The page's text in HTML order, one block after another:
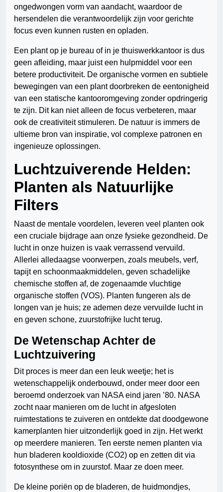
ongedwongen vorm van aandacht, waardoor de
hersendelen die verantwoordelijk zijn voor gerichte
focus even kunnen rusten en opladen.
Een plant op je bureau of in je thuiswerkkantoor is dus
geen afleiding, maar juist een hulpmiddel voor een
betere productiviteit. De organische vormen en subtiele
bewegingen van een plant doorbreken de eentonigheid
van een statische kantooromgeving zonder opdringerig
te zijn. Dit kan niet alleen de focus verbeteren, maar
ook de creativiteit stimuleren. De natuur is immers de
ultieme bron van inspiratie, vol complexe patronen en
ingenieuze oplossingen.
Luchtzuiverende Helden:
Planten als Natuurlijke
Filters
Naast de mentale voordelen, leveren veel planten ook
een cruciale bijdrage aan onze fysieke gezondheid. De
lucht in onze huizen is vaak verrassend vervuild.
Allerlei alledaagse voorwerpen, zoals meubels, verf,
tapijt en schoonmaakmiddelen, geven schadelijke
chemische stoffen af, de zogenaamde vluchtige
organische stoffen (VOS). Planten fungeren als de
longen van je huis; ze ademen deze vervuilde lucht in
en geven schone, zuurstofrijke lucht terug.
De Wetenschap Achter de
Luchtzuivering
Dit proces is meer dan een leuk weetje; het is
wetenschappelijk onderbouwd, onder meer door een
beroemd onderzoek van NASA eind jaren ’80. NASA
zocht naar manieren om de lucht in afgesloten
ruimtestations te zuiveren en ontdekte dat doodgewone
kamerplanten hier uitzonderlijk goed in zijn. Het werkt
op meerdere manieren. Ten eerste nemen planten via
hun bladeren kooldioxide (CO2) op en zetten dit via
fotosynthese om in zuurstof. Maar ze doen meer.
De kleine poriën op de bladeren, de huidmondjes,